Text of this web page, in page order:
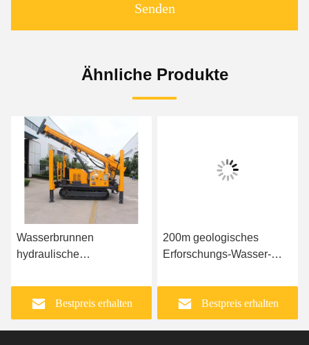
Senden
Ähnliche Produkte
Wasserbrunnen
hydraulische
Ölplattform
Bestpreis erhalten
200m geologisches
Erforschungs-Wasser-
Bestpreis erhalten